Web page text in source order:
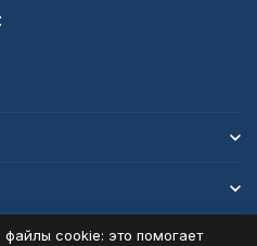
cookie: это помогает